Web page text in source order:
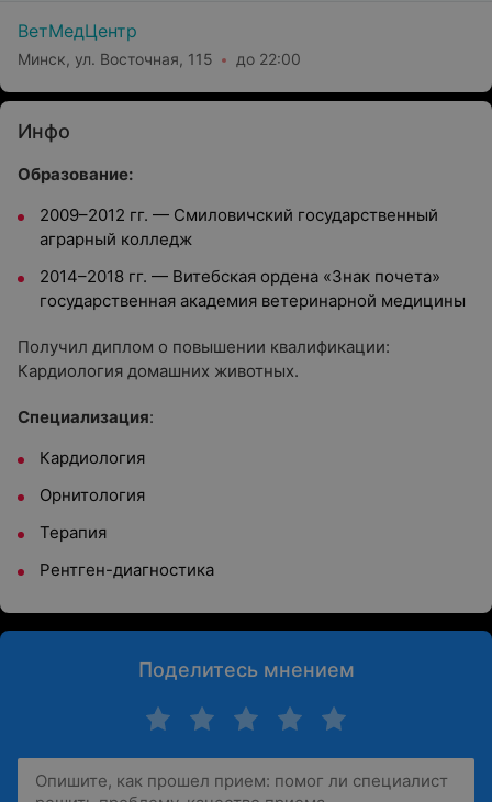
ВетМедЦентр
Минск, ул. Восточная, 115 до 22:00
Инфо
Образование:
2009–2012 гг. — Смиловичский государственный
аграрный колледж
2014–2018 гг. — Витебская ордена «Знак почета»
государственная академия ветеринарной медицины
Получил диплом о повышении квалификации:
Кардиология домашних животных.
Специализация:
Кардиология
Орнитология
Терапия
Рентген-диагностика
Поделитесь мнением